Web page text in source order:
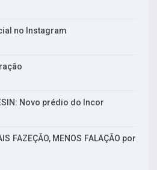
no Instagram
Novo prédio do Incor
FAZEÇÃO, MENOS FALAÇÃO por